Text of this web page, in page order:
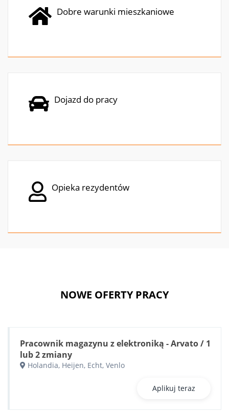
Dobre warunki mieszkaniowe
Dojazd do pracy
Opieka rezydentów
NOWE OFERTY PRACY
Pracownik magazynu z elektroniką - Arvato / 1
lub 2 zmiany
Holandia, Heijen, Echt, Venlo
Aplikuj teraz